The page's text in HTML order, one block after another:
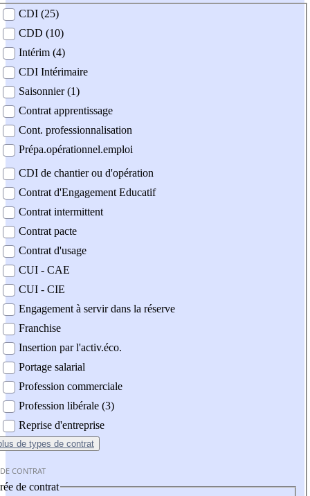
contrat
CDI (25)
CDD (10)
Intérim (4)
CDI Intérimaire
Saisonnier (1)
Contrat apprentissage
Cont. professionnalisation
Prépa.opérationnel.emploi
CDI de chantier ou d'opération
Contrat d'Engagement Educatif
Contrat intermittent
Contrat pacte
Contrat d'usage
CUI - CAE
CUI - CIE
Engagement à servir dans la réserve
Franchise
Insertion par l'activ.éco.
Portage salarial
Profession commerciale
Profession libérale (3)
Reprise d'entreprise
de types de contrat
CONTRAT
de contrat